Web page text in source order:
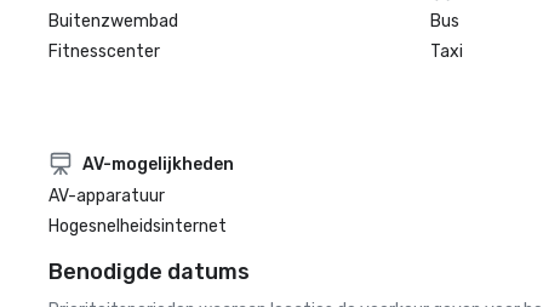
Buitenzwembad
Fitnesscenter
Bus
Taxi
AV-mogelijkheden
AV-apparatuur
Hogesnelheidsinternet
Benodigde datums